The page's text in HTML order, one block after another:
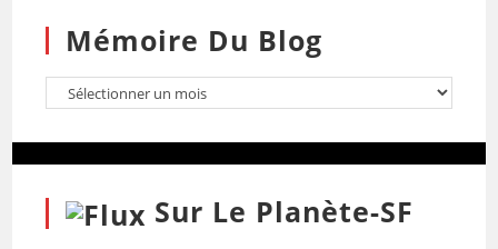
Mémoire Du Blog
Sur Le Planète-SF